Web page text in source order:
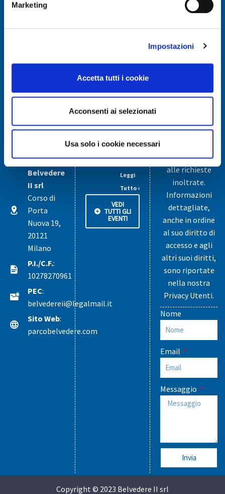
Marketing
Impostazioni
Accetta tutti i cookie
Acconsenti ai selezionati
Usa solo i cookie necessari
Belvedere
Giardino
Telefono:
765161
Belvedere
II srl
Corso di
Porta
Nuova 19,
20121
Milano
P.I./C.F.:
10278270961
PEC:
belvedereii@legalmail.it
Sito Web:
parcobelvedere.com
tempo…
è
servito!
Senza
Fretta
Leggi
Tutto »
VEDI
TUTTI GLI
EVENTI
I dati forniti
esclusivamente
e/o dare seguito
alle richieste
inoltrate.
Informazioni
dettagliate,
anche in ordine
al suo diritto di
accesso e agli
altri suoi diritti,
sono riportate
nella nostra
Privacy Utenti.
Nome
Email
Messaggio
Invia
Copyright © 2023 Belvedere II srl